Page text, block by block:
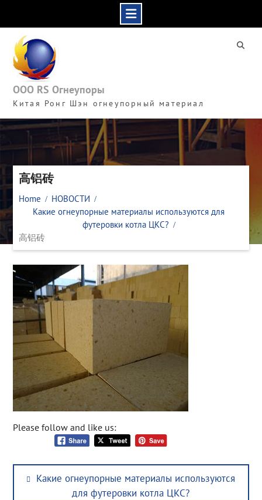
content
ООО RS Огнеупоры
Китая Ронг Шэн огнеупорный материал
高铝砖
Home
НОВОСТИ
Какие огнеупорные материалы используются для
футеровки котла ЦКС?
高铝砖
Please follow and like us:
Post
navigation
Previous
Какие огнеупорные материалы используются
для футеровки котла ЦКС?